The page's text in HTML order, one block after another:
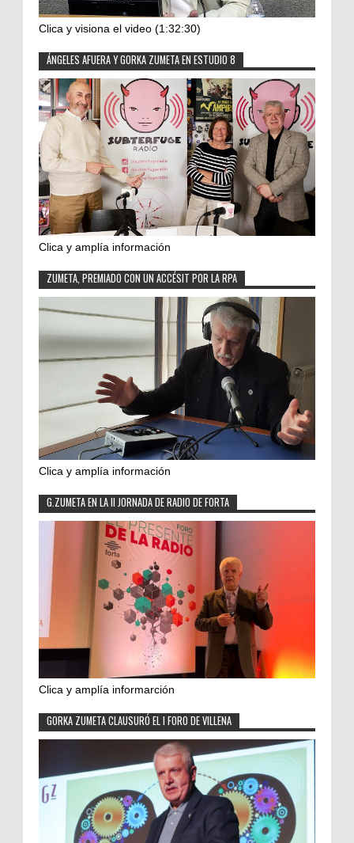
Clica y visiona el video (1:32:30)
ÁNGELES AFUERA Y GORKA ZUMETA EN ESTUDIO 8
Clica y amplía información
ZUMETA, PREMIADO CON UN ACCÉSIT POR LA RPA
Clica y amplía información
G.ZUMETA EN LA II JORNADA DE RADIO DE FORTA
Clica y amplía informarción
GORKA ZUMETA CLAUSURÓ EL I FORO DE VILLENA